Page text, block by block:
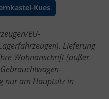
Kues
EU-
Lieferung
Wohnanschrift (außer
nur am Hauptsitz in